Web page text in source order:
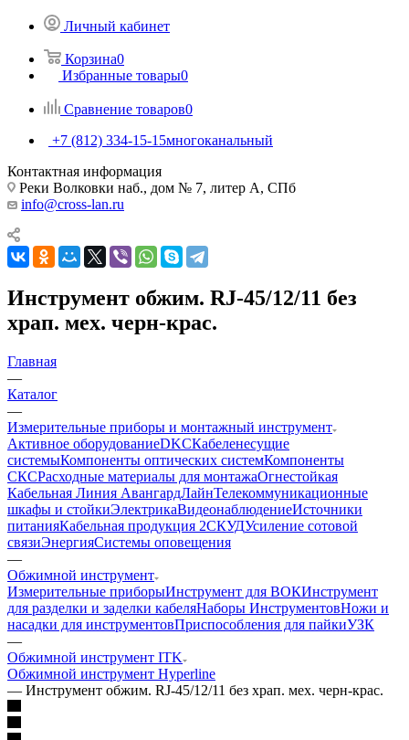
Личный кабинет
Корзина0
Избранные товары0
Сравнение товаров0
+7 (812) 334-15-15многоканальный
Контактная информация
Реки Волковки наб., дом № 7, литер А, СПб
info@cross-lan.ru
Инструмент обжим. RJ-45/12/11 без
храп. мех. черн-крас.
Главная
—
Каталог
—
Измерительные приборы и монтажный инструмент
Активное оборудованиеDKCКабеленесущие
системыКомпоненты оптических системКомпоненты
СКСРасходные материалы для монтажаОгнестойкая
Кабельная Линия АвангардЛайнТелекоммуникационные
шкафы и стойкиЭлектрикаВидеонаблюдениеИсточники
питанияКабельная продукция 2СКУДУсиление сотовой
связиЭнергияСистемы оповещения
—
Обжимной инструмент
Измерительные приборыИнструмент для ВОКИнструмент
для разделки и заделки кабеляНаборы ИнструментовНожи и
насадки для инструментовПриспособления для пайкиУЗК
—
Обжимной инструмент ITK
Обжимной инструмент Hyperline
— Инструмент обжим. RJ-45/12/11 без храп. мех. черн-крас.